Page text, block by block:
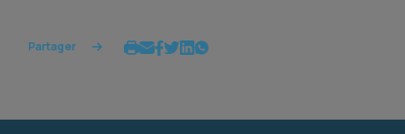
Partager